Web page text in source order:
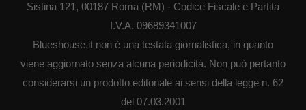
Sistina 121, 00187 Roma (RM) - Codice Fiscale e Partita
I.V.A. 09689341007
Blueshouse.it non è una testata giornalistica, in quanto
viene aggiornato senza alcuna periodicità. Non può pertanto
considerarsi un prodotto editoriale ai sensi della legge n. 62
del 07.03.2001